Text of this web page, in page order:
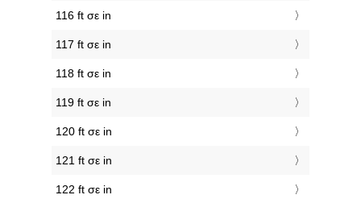
116 ft σε in
117 ft σε in
118 ft σε in
119 ft σε in
120 ft σε in
121 ft σε in
122 ft σε in